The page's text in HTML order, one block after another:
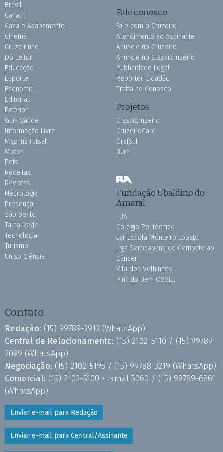
Brasil
Canal 1
Casa e Acabamento
Cinema
Cruzeirinho
Do Leitor
Educação
Esporte
Economia
Editorial
Exterior
Guia Saúde
Informação Livre
Magnus Futsal
Motor
Pets
Receitas
Revistas
Necrologia
Presença
São Bento
Tá na Rede
Tecnologia
Turismo
Uniso Ciência
Fale conosco
Fale com o Cruzeiro
Atendimento ao Assinante
Anuncie no Cruzeiro
Anuncie no ClassiCruzeiro
Publicidade Legal
Repórter Cidadão
Trabalhe Conosco
Projetos
ClassiCruzeiro
CruzeiroCard
Grafsul
Burh
Fundação Ubaldino do
Amaral
FUA
Colégio Politécnico
Lar Escola Monteiro Lobato
Liga Sorocabana de Combate ao
Câncer
Vila dos Velhinhos
Pink do Bem OSSEL
Contato
Redação: (15) 99789-3913 (WhatsApp)
Central de Relacionamento: (15) 2102-5110 / (15) 99789-
2099 (WhatsApp)
Negociação: (15) 2102-5195 / (15) 99788-3219 (WhatsApp)
Comercial: (15) 2102-5100 - ramal 5060 / (15) 99789-6861
(WhatsApp)
Enviar e-mail para Redação
Enviar e-mail para Central/Assinante